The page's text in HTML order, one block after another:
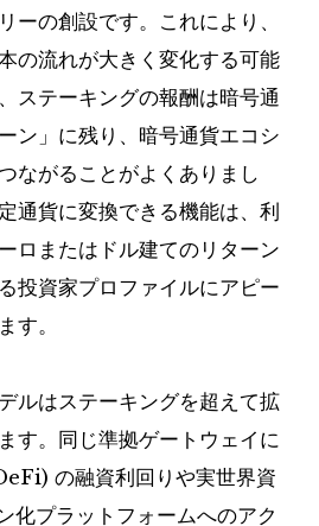
ーの創設です。これにより、
の流れが大きく変化する可能
ステーキングの報酬は暗号通
ン」に残り、暗号通貨エコシ
ながることがよくありまし
通貨に変換できる機能は、利
ロまたはドル建てのリターン
投資家プロファイルにアピー
す。
ルはステーキングを超えて拡
す。同じ準拠ゲートウェイに
の融資利回りや実世界資
化プラットフォームへのアク